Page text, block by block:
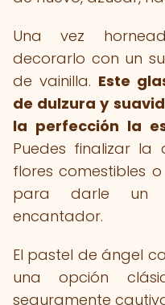
Una vez
decorarlo con un
de vainilla. Este
de dulzura y
la perfección la
Puedes finalizar la
flores comestibles
para darle un
encantador.
El pastel de ángel
una opción
seguramente